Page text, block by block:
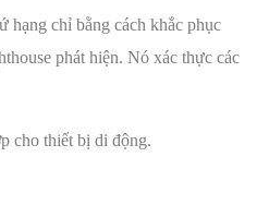
hạng chỉ bằng cách khắc phục
phát hiện. Nó xác thực các
cho thiết bị di động.